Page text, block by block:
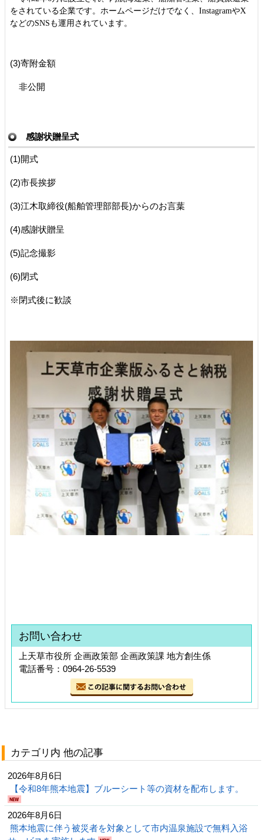
をされている企業です。ホームページだけでなく、InstagramやX
などのSNSも運用されています。
(3)寄附金額
非公開
感謝状贈呈式
(1)開式
(2)市長挨拶
(3)江木取締役(船舶管理部部長)からのお言葉
(4)感謝状贈呈
(5)記念撮影
(6)閉式
※閉式後に歓談
お問い合わせ
上天草市役所 企画政策部 企画政策課 地方創生係
電話番号：0964-26-5539
カテゴリ内 他の記事
2026年8月6日
【令和8年熊本地震】ブルーシート等の資材を配布します。
2026年8月6日
熊本地震に伴う被災者を対象として市内温泉施設で無料入浴